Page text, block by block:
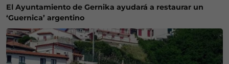
El Ayuntamiento de Gernika ayudará a restaurar un
‘Guernica’ argentino